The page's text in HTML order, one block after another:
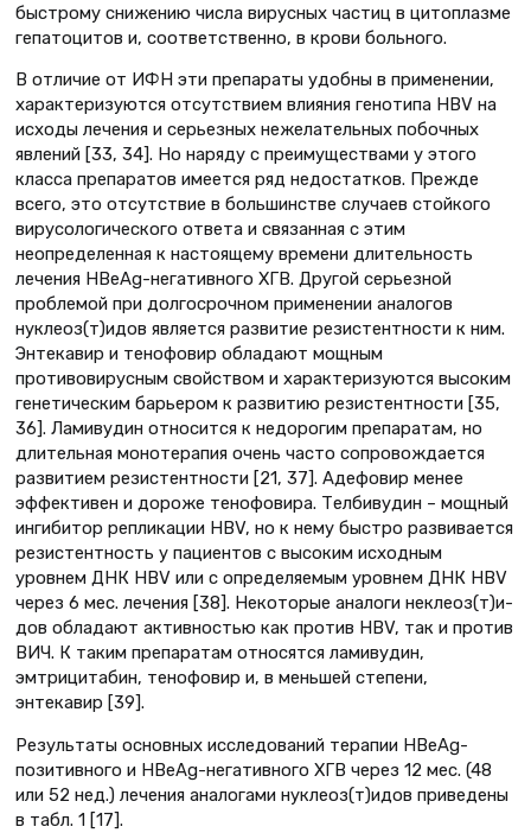
быстрому снижению числа вирусных частиц в цитоплазме
гепатоцитов и, соответственно, в крови больного.
В отличие от ИФН эти препараты удобны в применении,
характеризуются отсутствием влияния генотипа HBV на
исходы лечения и серьезных нежелательных побочных
явлений [33, 34]. Но наряду с преимуществами у этого
класса препаратов имеется ряд недостатков. Прежде
всего, это отсутствие в большинстве случаев стойкого
вирусологического ответа и связанная с этим
неопределенная к настоящему времени длительность
лечения HBeAg-негативного ХГВ. Другой серьезной
проблемой при долгосрочном применении аналогов
нуклео­з(т)идов является развитие резистентности к ним.
Энтекавир и тенофовир обладают мощным
противовирусным свойством и характеризуются высоким
генетическим барьером к развитию резистентности [35,
36]. Ламивудин относится к недорогим препаратам, но
длительная монотерапия очень часто сопровождается
развитием резистентности [21, 37]. Адефовир менее
эффективен и дороже тенофовира. Телбивудин – мощный
ингибитор репликации HBV, но к нему быстро развивается
резистентность у пациентов с высоким исходным
уровнем ДНК HBV или с определяемым уровнем ДНК HBV
через 6 мес. лечения [38]. Некоторые аналоги неклеоз(т)и­
дов обладают активностью как против HBV, так и против
ВИЧ. К таким препаратам относятся ламивудин,
эмтрицитабин, тенофовир и, в меньшей степени,
энтекавир [39].
Результаты основных исследований терапии HBeAg-
позитивного и HBeAg-негативного ХГВ через 12 мес. (48
или 52 нед.) лечения аналогами нуклеоз(т)идов приведены
в табл. 1 [17].